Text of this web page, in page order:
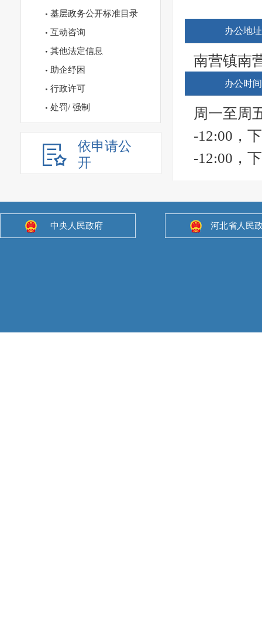
基层政务公开标准目录
互动咨询
其他法定信息
助企纾困
行政许可
处罚/ 强制
依申请公
开
供销社。
分管科室
张召华：
分工：1、
3、负责
线上单位
局、城管
南营所。
桑红卫：
办公地址
南营镇南
办公时间
周一至周
-12:00，
-12:00，
中央人民政府 河北省人民